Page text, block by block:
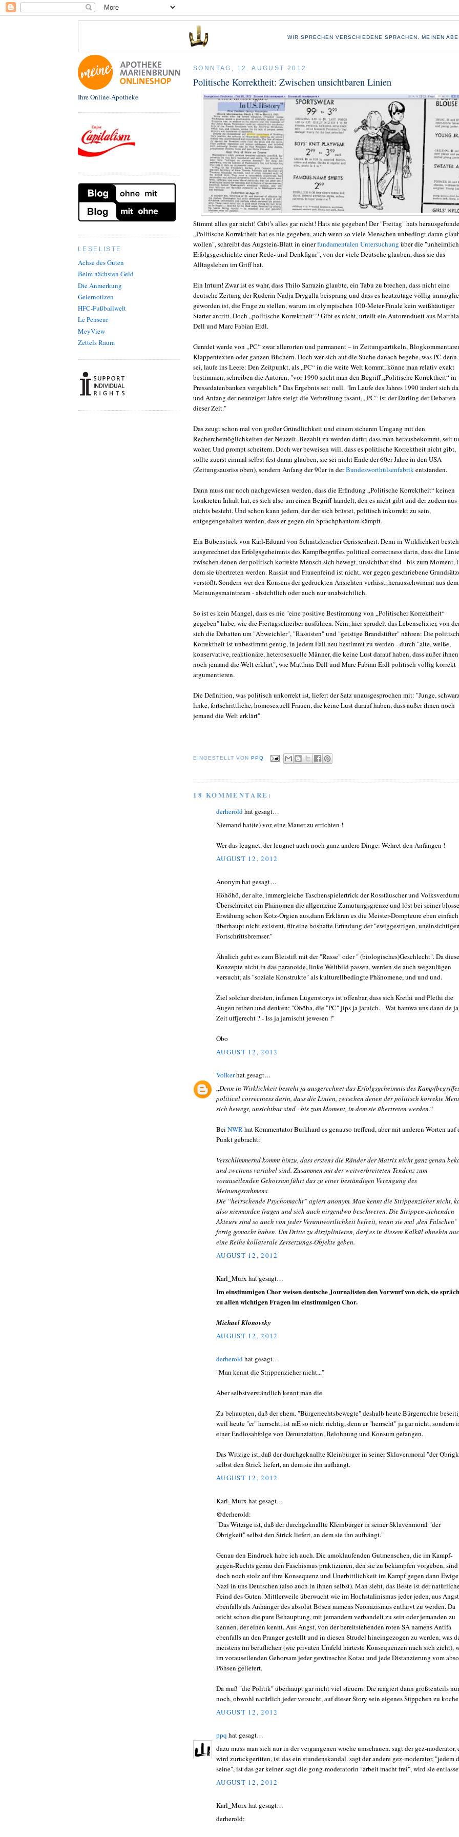
WIR SPRECHEN VERSCHIEDENE SPRACHEN. MEINEN
Ihre Online-Apotheke
LESELISTE
Achse des Guten
Beim nächsten Geld
Die Anmerkung
Geiernotizen
HFC-Fußballwelt
Le Penseur
MeyView
Zettels Raum
SONNTAG, 12. AUGUST 2012
Politische Korrektheit: Zwischen unsichtbaren Linien
Stimmt alles gar nicht! Gibt’s alles gar nicht! Hats nie gegeben! Der "Freitag" hats
„Politische Korrektheit hat es nie gegeben, auch wenn so viele Menschen unbedingt daran
wollen", schreibt das Augstein-Blatt in einerfundamentalen Untersuchung über die
Erfolgsgeschichte einer Rede- und Denkfigur", von der viele Deutsche glauben, dass sie das
Alltagsleben im Griff hat.
Ein Irrtum! Zwar ist es wahr, dass Thilo Sarrazin glaubte, ein Tabu zu brechen, dass nicht eine
deutsche Zeitung der Ruderin Nadja Drygalla beisprang und dass es heutzutage völlig
geworden ist, die Frage zu stellen, warum im olympischen 100-Meter-Finale kein weißhäutiger
Starter antritt. Doch „politische Korrektheit“? Gibt es nicht, urteilt ein Autorenduett aus
Dell und Marc Fabian Erdl.
Geredet werde von „PC“ zwar allerorten und permanent – in Zeitungsartikeln,
Klappentexten oder ganzen Büchern. Doch wer sich auf die Suche danach begebe, was PC denn
sei, laufe ins Leere: Den Zeitpunkt, als „PC“ in die weite Welt kommt, könne man relativ exakt
bestimmen, schreiben die Autoren, "vor 1990 sucht man den Begriff „Politische Korrektheit“ in
Pressedatenbanken vergeblich." Das Ergebnis sei: null. "Im Laufe des Jahres 1990 ändert sich
und Anfang der neunziger Jahre steigt die Verbreitung rasant, „PC“ ist der Darling der Debatten
dieser Zeit."
Das zeugt schon mal von großer Gründlichkeit und einem sicheren Umgang mit den
Recherchemöglichkeiten der Neuzeit. Bezahlt zu werden dafür, dass man herausbekommt, seit
woher. Und prompt scheitern. Doch wer beweisen will, dass es politische Korrektheit nicht gibt,
sollte zuerst einmal selbst fest daran glauben, sie sei nicht Ende der 60er Jahre in den USA
(Zeitungsausriss oben), sondern Anfang der 90er in derBundesworthülsenfabrik entstanden.
Dann muss nur noch nachgewiesen werden, dass die Erfindung „Politische Korrektheit“ keinen
konkreten Inhalt hat, es sich also um einen Begriff handelt, den es nicht gibt und der zudem aus
nichts besteht. Und schon kann jedem, der der sich brüstet, politisch inkorrekt zu sein,
entgegengehalten werden, dass er gegen ein Sprachphantom kämpft.
Ein Bubenstück von Karl-Eduard von Schnitzlerscher Gerissenheit. Denn in Wirklichkeit
ausgerechnet das Erfolgsgeheimnis des Kampfbegriffes political correctness darin, dass die
zwischen denen der politisch korrekte Mensch sich bewegt, unsichtbar sind - bis zum Moment,
dem sie übertreten werden. Rassist und Frauenfeind ist nicht, wer gegen geschriebene
verstößt. Sondern wer den Konsens der gedruckten Ansichten verlässt, herausschwimmt aus dem
Meinungsmaintream - absichtlich oder auch nur unabsichtlich.
So ist es kein Mangel, dass es nie "eine positive Bestimmung von „Politischer Korrektheit“
gegeben" habe, wie die Freitagschreiber ausführen. Nein, hier sprudelt das Lebenselixier, von
sich die Debatten um "Abweichler", "Rassisten" und "geistige Brandstifter" nähren: Die
Korrektheit ist unbestimmt genug, in jedem Fall neu bestimmt zu werden - durch "alte, weiße,
konservative, reaktionäre, heterosexuelle Männer, die keine Lust darauf haben, dass außer ihnen
noch jemand die Welt erklärt", wie Matthias Dell und Marc Fabian Erdl politisch völlig korrekt
argumentieren.
Die Definition, was politisch unkorrekt ist, liefert der Satz unausgesprochen mit: "Junge,
linke, fortschrittliche, homosexuell Frauen, die keine Lust darauf haben, dass außer ihnen noch
jemand die Welt erklärt".
EINGESTELLT VON PPQ
18 KOMMENTARE:
derheroldhat gesagt…
Niemand hat(te) vor, eine Mauer zu errichten !
Wer das leugnet, der leugnet auch noch ganz andere Dinge: Wehret den Anfängen !
AUGUST 12, 2012
Anonym hat gesagt…
Höhöhö, der alte, immergleiche Taschenspielertrick der Rosstäuscher und
Überschreitet ein Phänomen die allgemeine Zumutungsgrenze und löst bei seiner
Erwähung schon Kotz-Orgien aus,dann Erklären es die Meister-Dompteure eben
überhaupt nicht existent, für eine boshafte Erfindung der "ewiggestrigen, uneinsichtigen
Fortschrittsbremser."
Ähnlich geht es zum Bleistift mit der "Rasse" oder " (biologisches)Geschlecht". Da diese
Konzepte nicht in das paranoide, linke Weltbild passen, werden sie auch wegzulügen
versucht, als "soziale Konstrukte" als kulturellbedingte Phänomene, und und und.
Ziel solcher dreisten, infamen Lügenstorys ist offenbar, dass sich Krethi und Plethi die
Augen reiben und denken: "Öööha, die "PC" jips ja jarnich. - Wat hamwa uns dann de
Zeit uffjerecht ? - Iss ja jarnischt jewesen !"
Obo
AUGUST 12, 2012
Volkerhat gesagt…
„Denn in Wirklichkeit besteht ja ausgerechnet das Erfolgsgeheimnis des
political correctness darin, dass die Linien, zwischen denen der politisch korrekte
sich bewegt, unsichtbar sind - bis zum Moment, in dem sie übertreten werden.“
Bei NWRhat Kommentator Burkhard es genauso treffend, aber mit anderen Worten auf
Punkt gebracht:
Verschlimmernd kommt hinzu, dass erstens die Ränder der Matrix nicht ganz genau
und zweitens variabel sind. Zusammen mit der weitverbreiteten Tendenz zum
vorauseilenden Gehorsam führt das zu einer beständigen Verengung des
Meinungsrahmens.
Die “herrschende Psychomacht” agiert anonym. Man kennt die Strippenzieher nicht,
also niemanden fragen und sich auch nirgendwo beschweren. Die Strippen-ziehenden
Akteure sind so auch von jeder Verantwortlichkeit befreit, wenn sie mal ,den Falschen’
fertig gemacht haben. Um Dritte zu disziplinieren, darf es in diesem Kalkül ohnehin
eine Reihe kollaterale Zersetzungs-Objekte geben.
AUGUST 12, 2012
Karl_Murx hat gesagt…
Im einstimmigen Chor weisen deutsche Journalisten den Vorwurf von sich, sie
zu allen wichtigen Fragen im einstimmigen Chor.
Michael Klonovsky
AUGUST 12, 2012
derheroldhat gesagt…
"Man kennt die Strippenzieher nicht..."
Aber selbstverständlich kennt man die.
Zu behaupten, daß der ehem. "Bürgerrechtsbewegte" deshalb heute Bürgerrechte
weil heute "er" herrscht, ist mE so nicht richtig, denn er "herrscht" ja gar nicht, sondern
einer Endlosabfolge von Denunziation, Belohnung und Konsum gefangen.
Das Witzige ist, daß der durchgeknallte Kleinbürger in seiner Sklavenmoral "der
selbst den Strick liefert, an dem sie ihn aufhängt.
AUGUST 12, 2012
Karl_Murx hat gesagt…
@derherold:
"Das Witzige ist, daß der durchgeknallte Kleinbürger in seiner Sklavenmoral "der
Obrigkeit" selbst den Strick liefert, an dem sie ihn aufhängt."
Genau den Eindruck habe ich auch. Die amoklaufenden Gutmenschen, die im Kampf-
gegen-Rechts genau den Faschismus praktizieren, den sie zu bekämpfen vorgeben, sind
doch noch stolz auf ihre Konsequenz und Unerbittlichkeit im Kampf gegen dann
Nazi in uns Deutschen (also auch in ihnen selbst). Man sieht, das Beste ist der
Feind des Guten. Mittlerweile überwacht wie im Hochstalinismus jeder jeden, aus
ebenfalls als Anhänger des absolut Bösen namens Neonazismus entlarvt zu werden. Da
reicht schon die pure Behauptung, mit jemandem verbandelt zu sein oder jemanden zu
kennen, der einen kennt. Aus Angst, von der bereitstehenden roten SA namens Antifa
ebenfalls an den Pranger gestellt und in diesen Strudel hineingezogen zu werden, was
meistens im beruflichen (wie privaten Umfeld härteste Konsequenzen nach sich zieht),
im vorauseilenden Gehorsam jeder gewünschte Kotau und jede Distanzierung vom
Pöhsen geliefert.
Da muß "die Politik" überhaupt gar nicht viel steuern. Die reagiert dann größtenteils nur
noch, obwohl natürlich jeder versucht, auf dieser Story sein eigenes Süppchen zu
AUGUST 12, 2012
ppq hat gesagt…
dazu muss man sich nur in der vergangenen woche umschauen. sagt der gez-moderator,
wird zurückgeritten, ist das ein stundenskandal. sagt der andere gez-moderator, "jedem
seine", ist das gar keiner. sagt die gong-moderatorin "arbeit macht frei", wird sie
AUGUST 12, 2012
Karl_Murx hat gesagt…
derherold: